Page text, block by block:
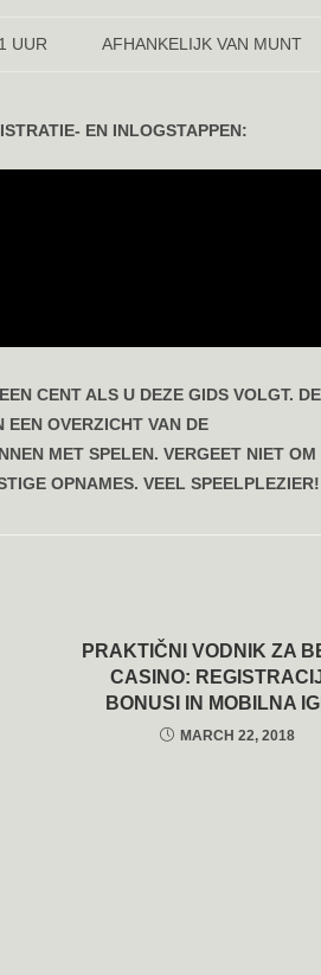
UUR AFHANKELIJK VAN MUNT
EN INLOGSTAPPEN:
CENT ALS U DEZE GIDS VOLGT. DE
EEN OVERZICHT VAN DE
MET SPELEN. VERGEET NIET OM
OPNAMES. VEEL SPEELPLEZIER!
PRAKTIČNI VODNIK ZA
CASINO:
BONUSI IN MOBILNA
MARCH 22, 2018